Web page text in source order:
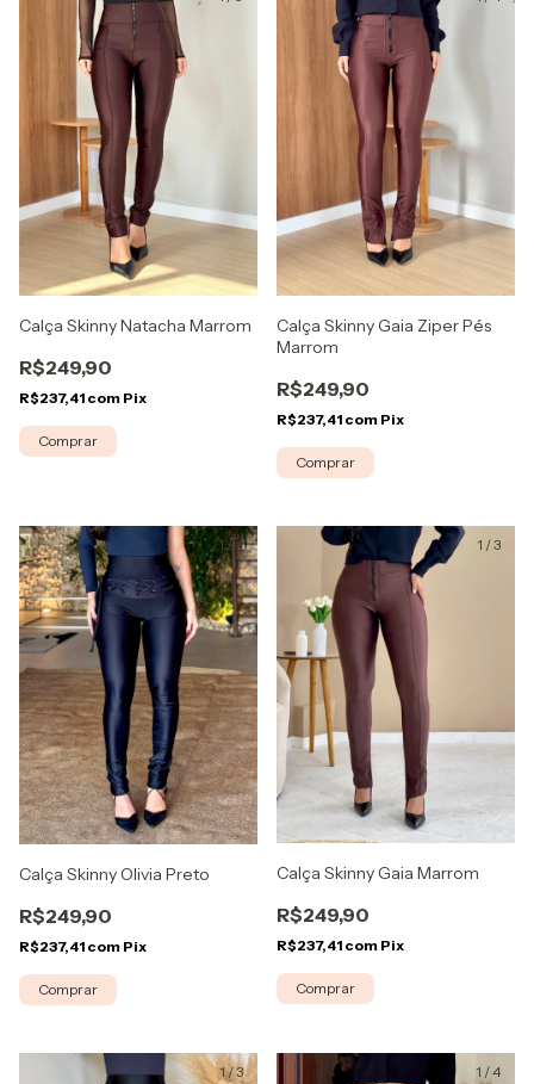
Calça Skinny Natacha Marrom
R$249,90
R$237,41 com Pix
Comprar
Calça Skinny Gaia Ziper Pés
Marrom
R$249,90
R$237,41 com Pix
Comprar
1/4
Calça Skinny Olivia Preto
R$249,90
R$237,41 com Pix
Comprar
1 /3
Calça Skinny Gaia Marrom
R$249,90
R$237,41 com Pix
Comprar
1/3 1 /4